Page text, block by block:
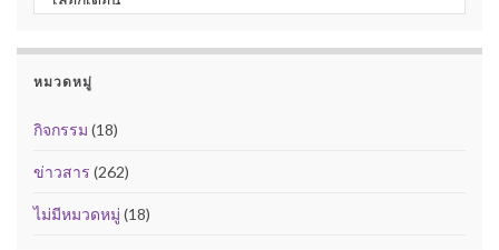
หมวดหมู่
กิจกรรม (18)
ข่าวสาร (262)
ไม่มีหมวดหมู่ (18)